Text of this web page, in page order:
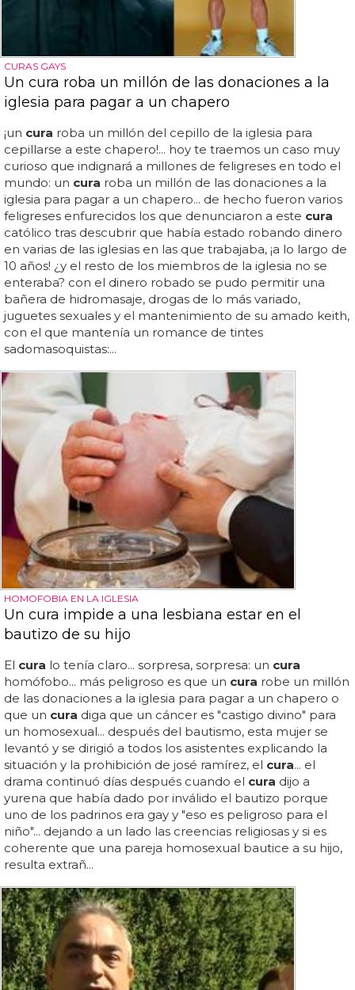
CURAS GAYS
Un cura roba un millón de las donaciones a la
iglesia para pagar a un chapero
¡un cura roba un millón del cepillo de la iglesia para
cepillarse a este chapero!... hoy te traemos un caso muy
curioso que indignará a millones de feligreses en todo el
mundo: un cura roba un millón de las donaciones a la
iglesia para pagar a un chapero... de hecho fueron varios
feligreses enfurecidos los que denunciaron a este cura
católico tras descubrir que había estado robando dinero
en varias de las iglesias en las que trabajaba, ¡a lo largo de
10 años! ¿y el resto de los miembros de la iglesia no se
enteraba? con el dinero robado se pudo permitir una
bañera de hidromasaje, drogas de lo más variado,
juguetes sexuales y el mantenimiento de su amado keith,
con el que mantenía un romance de tintes
sadomasoquistas:...
HOMOFOBIA EN LA IGLESIA
Un cura impide a una lesbiana estar en el
bautizo de su hijo
El cura lo tenía claro... sorpresa, sorpresa: un cura
homófobo... más peligroso es que un cura robe un millón
de las donaciones a la iglesia para pagar a un chapero o
que un cura diga que un cáncer es "castigo divino" para
un homosexual... después del bautismo, esta mujer se
levantó y se dirigió a todos los asistentes explicando la
situación y la prohibición de josé ramírez, el cura... el
drama continuó días después cuando el cura dijo a
yurena que había dado por inválido el bautizo porque
uno de los padrinos era gay y "eso es peligroso para el
niño"... dejando a un lado las creencias religiosas y si es
coherente que una pareja homosexual bautice a su hijo,
resulta extrañ...